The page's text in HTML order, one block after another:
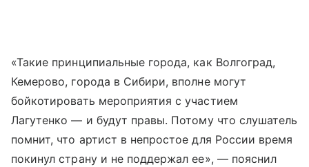
«Такие принципиальные города, как Волгоград,
Кемерово, города в Сибири, вполне могут
бойкотировать мероприятия с участием
Лагутенко — и будут правы. Потому что слушатель
помнит, что артист в непростое для России время
покинул страну и не поддержал ее», — пояснил